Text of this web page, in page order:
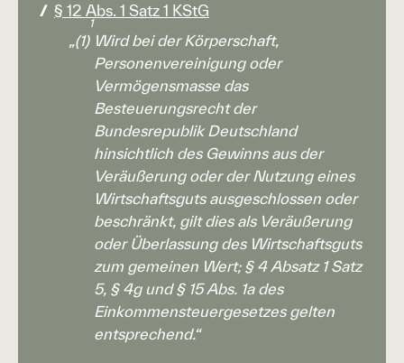
§ 12 Abs. 1 Satz 1 KStG
„(1)
1
Wird bei der Körperschaft,
Personenvereinigung oder
Vermögensmasse das
Besteuerungsrecht der
Bundesrepublik Deutschland
hinsichtlich des Gewinns aus der
Veräußerung oder der Nutzung eines
Wirtschaftsguts ausgeschlossen oder
beschränkt, gilt dies als Veräußerung
oder Überlassung des Wirtschaftsguts
zum gemeinen Wert; § 4 Absatz 1 Satz
5, § 4g und § 15 Abs. 1a des
Einkommensteuergesetzes gelten
entsprechend.“